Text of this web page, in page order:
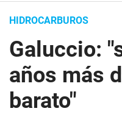
HIDROCARBUROS
Galuccio:
años más
barato"